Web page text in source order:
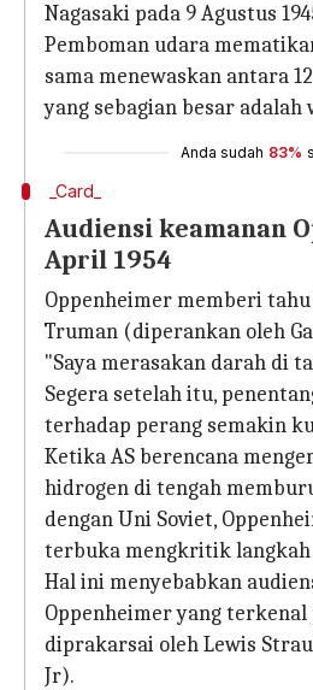
Nagasaki pada 9 Agustus
Pemboman udara
sama menewaskan antara
yang sebagian besar adalah
Anda sudah 83%
_Card_
Audiensi keamanan
April 1954
Oppenheimer memberi
Truman (diperankan oleh
"Saya merasakan darah di
Segera setelah itu,
terhadap perang semakin
Ketika AS berencana
hidrogen di tengah
dengan Uni Soviet,
terbuka mengkritik
Hal ini menyebabkan
Oppenheimer yang
diprakarsai oleh Lewis
Jr).